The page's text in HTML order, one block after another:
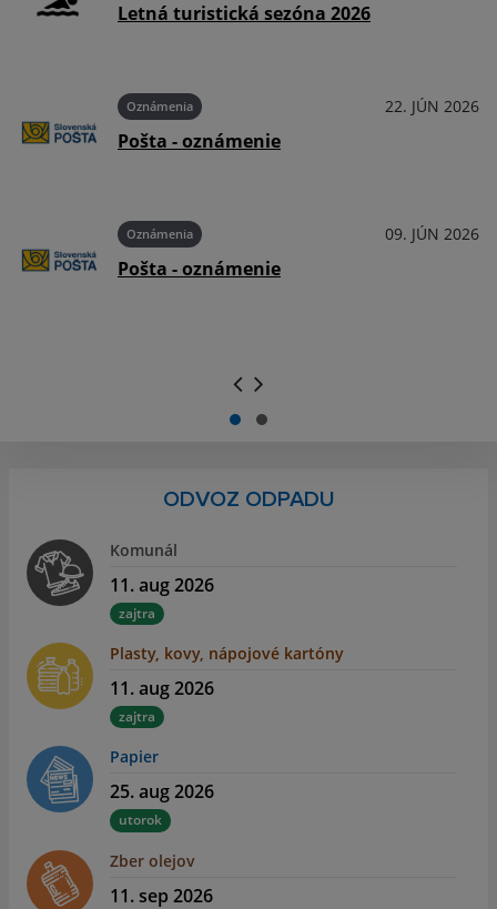
Letná turistická sezóna 2026
Oznámenia 22. JÚN 2026
Pošta - oznámenie
Oznámenia 09. JÚN 2026
Pošta - oznámenie
ODVOZ ODPADU
Komunál
11. aug 2026
zajtra
Plasty, kovy, nápojové kartóny
11. aug 2026
zajtra
Papier
25. aug 2026
utorok
Zber olejov
11. sep 2026